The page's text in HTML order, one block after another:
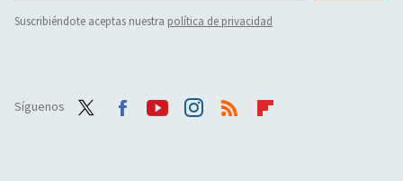
Suscribiéndote aceptas nuestra política de privacidad
Síguenos